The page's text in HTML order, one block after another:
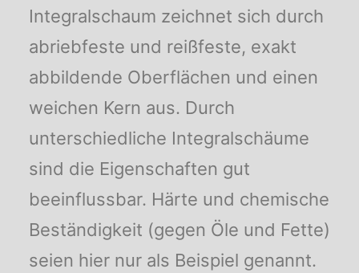
Integralschaum zeichnet sich durch
abriebfeste und reißfeste, exakt
abbildende Oberflächen und einen
weichen Kern aus. Durch
unterschiedliche Integralschäume
sind die Eigenschaften gut
beeinflussbar. Härte und chemische
Beständigkeit (gegen Öle und Fette)
seien hier nur als Beispiel genannt.